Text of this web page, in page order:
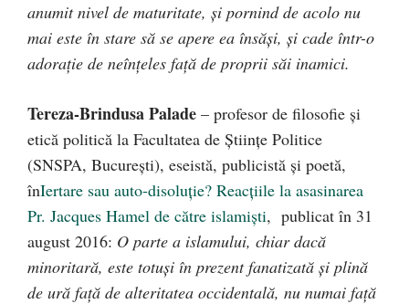
anumit nivel de maturitate, şi pornind de acolo nu
mai este în stare să se apere ea însăşi, şi cade într-o
adoraţie de neînţeles faţă de proprii săi inamici.
Tereza-Brindusa Palade – profesor de filosofie și
etică politică la Facultatea de Științe Politice
(SNSPA, București), eseistă, publicistă și poetă,
înIertare sau auto-disoluţie? Reacţiile la asasinarea
Pr. Jacques Hamel de către islamiști, publicat în 31
august 2016: O parte a islamului, chiar dacă
minoritară, este totuși în prezent fanatizată şi plină
de ură faţă de alteritatea occidentală, nu numai față